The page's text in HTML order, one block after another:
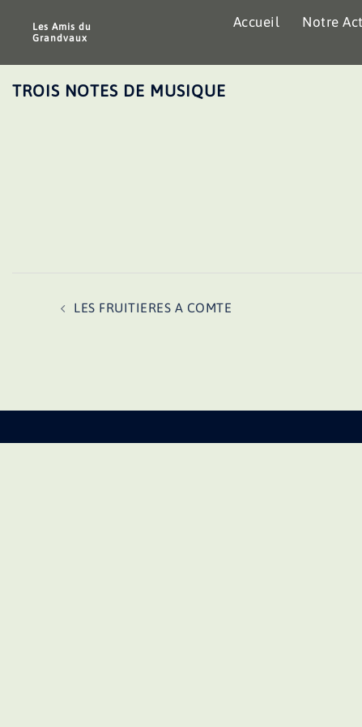
Les Amis du
Grandvaux
Accueil Notre
TROIS NOTES DE MUSIQUE
LES FRUITIERES A COMTE